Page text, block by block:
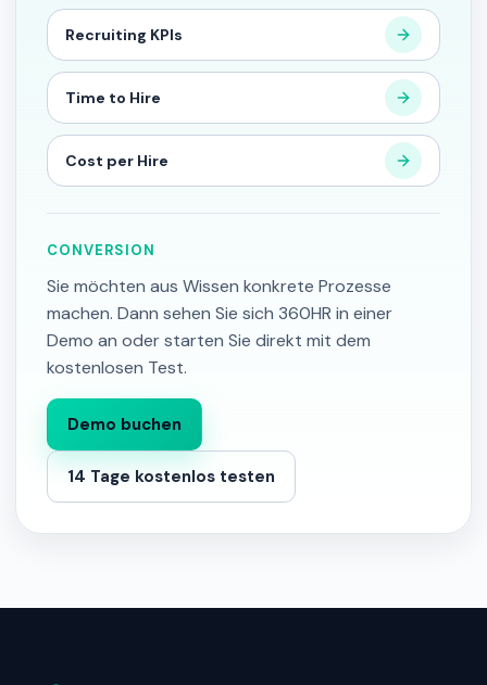
Recruiting KPIs
Time to Hire
Cost per Hire
CONVERSION
Sie möchten aus Wissen konkrete Prozesse
machen. Dann sehen Sie sich 360HR in einer
Demo an oder starten Sie direkt mit dem
kostenlosen Test.
Demo buchen
14 Tage kostenlos testen